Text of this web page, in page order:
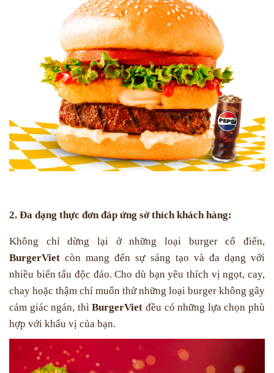
2. Đa dạng thực đơn đáp ứng sở thích khách hàng:
Không chỉ dừng lại ở những loại burger cổ điển,
BurgerVietcòn mang đến sự sáng tạo và đa dạng với
nhiều biến tấu độc đáo. Cho dù bạn yêu thích vị ngọt, cay,
chay hoặc thậm chí muốn thử những loại burger không gây
cảm giác ngán, thìBurgerViet đều có những lựa chọn phù
hợp với khẩu vị của bạn.